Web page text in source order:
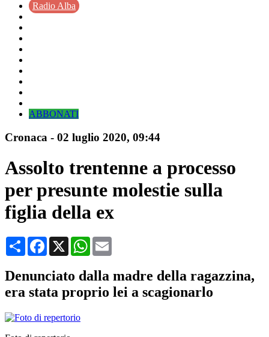
Radio Alba
ABBONATI
Cronaca - 02 luglio 2020, 09:44
Assolto trentenne a processo
per presunte molestie sulla
figlia della ex
CondividiFacebook
X WhatsApp
Denunciato dalla madre della ragazzina,
era stata proprio lei a scagionarlo